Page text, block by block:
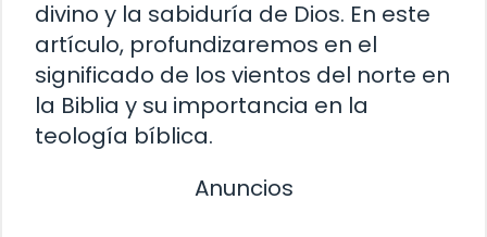
divino y la sabiduría de Dios. En este
artículo, profundizaremos en el
significado de los vientos del norte en
la Biblia y su importancia en la
teología bíblica.
Anuncios